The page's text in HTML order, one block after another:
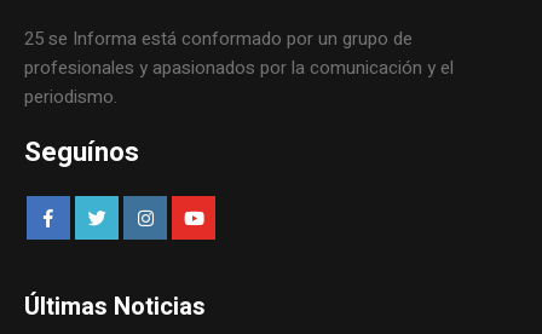
25 se Informa está conformado por un grupo de
profesionales y apasionados por la comunicación y el
periodismo.
Seguínos
Últimas Noticias